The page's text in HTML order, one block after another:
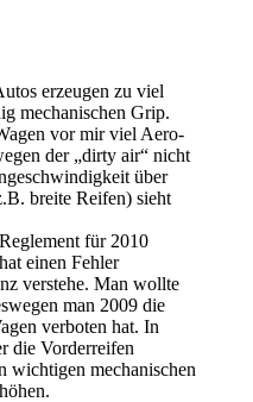
erzeugen zu viel
mechanischen Grip.
vor mir viel Aero-
der „dirty air“ nicht
über
breite Reifen) sieht
für 2010
einen Fehler
verstehe. Man wollte
man 2009 die
verboten hat. In
die Vorderreifen
wichtigen mechanischen